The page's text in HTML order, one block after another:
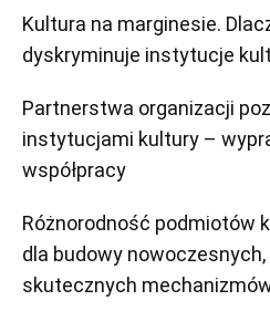
Kultura na marginesie.
dyskryminuje instytucje
Partnerstwa organizacji
instytucjami kultury –
współpracy
Różnorodność podmiotów
dla budowy
skutecznych